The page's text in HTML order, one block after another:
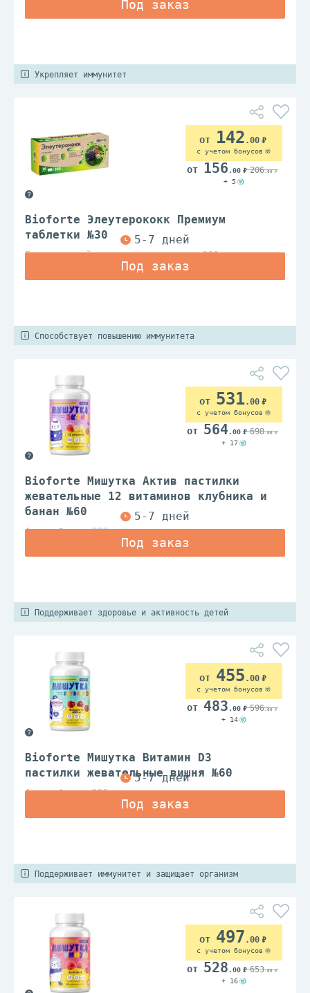
Укрепляет иммунитет
Bioforte Элеутерококк Премиум
таблетки №30
Барнаульский з-д мед.препаратов ООО
142 .00
с учетом бонусов
156 .00 206.00
+ 5
Способствует повышению иммунитета
Bioforte Мишутка Актив пастилки
жевательные 12 витаминов клубника и
банан №60
Алина Фарма ООО
531.00
с учетом бонусов
564.00 698.00
+ 17
Поддерживает здоровье и активность детей
Bioforte Мишутка Витамин D3
пастилки жевательные вишня №60
Алина Фарма ООО
455 .00
с учетом бонусов
483 .00 596.00
+ 14
Поддерживает иммунитет и защищает организм
497 .00
с учетом бонусов
528 .00 653.00
+ 16